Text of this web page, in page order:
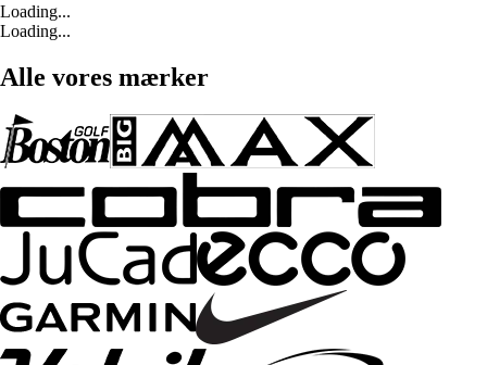
Loading...
Loading...
Alle vores mærker